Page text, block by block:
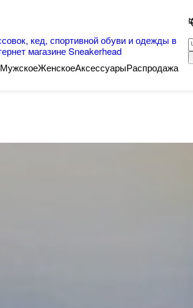
МужскоеЖенскоеАксессуарыРаспродажа